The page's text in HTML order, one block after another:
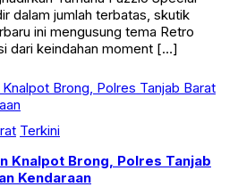
dalam jumlah terbatas, skutik
ini mengusung tema Retro
dari keindahan moment […]
Terkini
Knalpot Brong, Polres Tanjab
Kendaraan